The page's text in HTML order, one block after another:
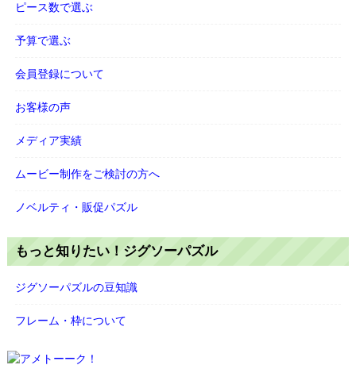
ピース数で選ぶ
予算で選ぶ
会員登録について
お客様の声
メディア実績
ムービー制作をご検討の方へ
ノベルティ・販促パズル
もっと知りたい！ジグソーパズル
ジグソーパズルの豆知識
フレーム・枠について